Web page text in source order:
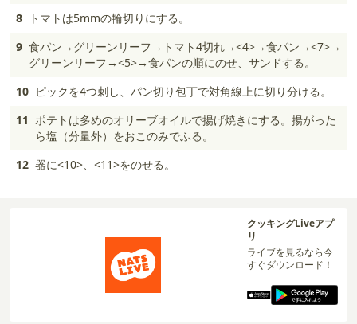
8
トマトは5mmの輪切りにする。
9 食パン→グリーンリーフ→トマト4切れ→<4>→食パン→<7>→
グリーンリーフ→<5>→食パンの順にのせ、サンドする。
10 ピックを4つ刺し、パン切り包丁で対角線上に切り分ける。
11 ポテトは多めのオリーブオイルで揚げ焼きにする。揚がった
ら塩（分量外）をおこのみでふる。
12 器に<10>、<11>をのせる。
クッキングLiveアプ
リ
ライブを見るなら今
すぐダウンロード！